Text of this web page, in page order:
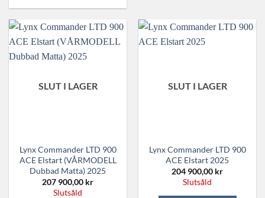
SLUT I LAGER
Lynx Commander LTD 900
ACE Elstart (VÅRMODELL
Dubbad Matta) 2025
207 900,00 kr
Slutsåld
SLUT I LAGER
Lynx Commander LTD 900
ACE Elstart 2025
204 900,00 kr
Slutsåld